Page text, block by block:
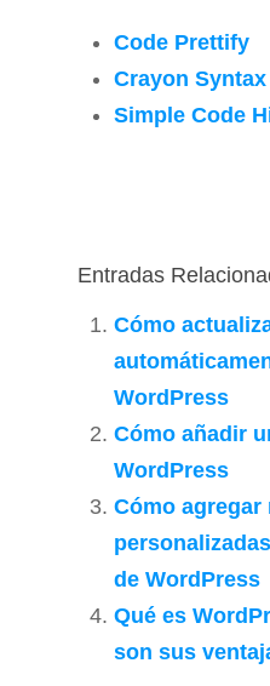
Code Prettify
Crayon
Simple Code
Entradas
Cómo
WordPress
Cómo añadir
WordPress
Cómo
de WordPress
Qué es
son sus